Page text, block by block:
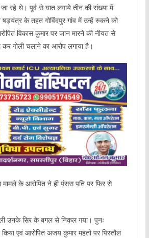
रहे थे। पूर्व से घात लगाये तीन की संख्या में
षड्यंत्र के तहत गोविंदपुर गांव में उन्हें रुकने को
विकास कुमार पर जान मारने की नीयत से
गोली चलाने का आरोप लगाया है।
मामले के आरोपित ने ही पंसस पति पर फिर से
उनके सिर के बगल से निकल गया। पुनः
किया एवं आरोपित अजय कुमार महतो पर पिस्तौल